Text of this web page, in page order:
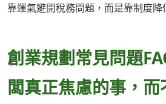
靠運氣避開稅務問題，而是靠制度降
創業規劃常見問題
闆真正焦慮的事，